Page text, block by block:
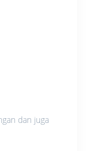
dan juga